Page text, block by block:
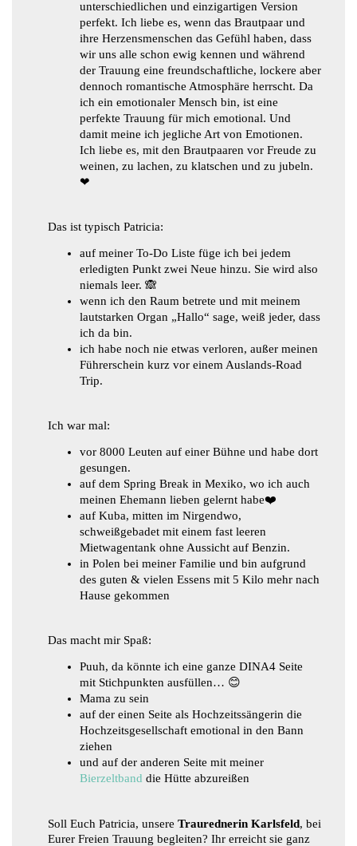
unterschiedlichen und einzigartigen Version
perfekt. Ich liebe es, wenn das Brautpaar und
ihre Herzensmenschen das Gefühl haben, dass
wir uns alle schon ewig kennen und während
der Trauung eine freundschaftliche, lockere aber
dennoch romantische Atmosphäre herrscht. Da
ich ein emotionaler Mensch bin, ist eine
perfekte Trauung für mich emotional. Und
damit meine ich jegliche Art von Emotionen.
Ich liebe es, mit den Brautpaaren vor Freude zu
weinen, zu lachen, zu klatschen und zu jubeln.
❤
Das ist typisch Patricia:
auf meiner To-Do Liste füge ich bei jedem
erledigten Punkt zwei Neue hinzu. Sie wird also
niemals leer. 🙈
wenn ich den Raum betrete und mit meinem
lautstarken Organ „Hallo“ sage, weiß jeder, dass
ich da bin.
ich habe noch nie etwas verloren, außer meinen
Führerschein kurz vor einem Auslands-Road
Trip.
​Ich war mal:
vor 8000 Leuten auf einer Bühne und habe dort
gesungen.
auf dem Spring Break in Mexiko, wo ich auch
meinen Ehemann lieben gelernt habe❤️
auf Kuba, mitten im Nirgendwo,
schweißgebadet mit einem fast leeren
Mietwagentank ohne Aussicht auf Benzin.
in Polen bei meiner Familie und bin aufgrund
des guten & vielen Essens mit 5 Kilo mehr nach
Hause gekommen
Das macht mir Spaß:
Puuh, da könnte ich eine ganze DINA4 Seite
mit Stichpunkten ausfüllen… 😊
Mama zu sein
auf der einen Seite als Hochzeitssängerin die
Hochzeitsgesellschaft emotional in den Bann
ziehen
und auf der anderen Seite mit meiner
Bierzeltband die Hütte abzureißen
Soll Euch Patricia, unsere Traurednerin Karlsfeld, bei
Eurer Freien Trauung begleiten? Ihr erreicht sie ganz